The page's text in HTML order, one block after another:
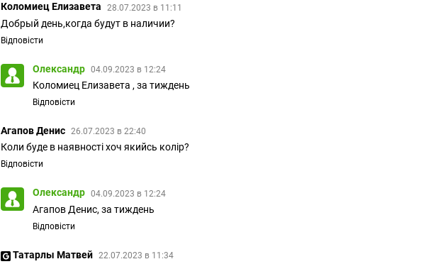
Коломиец Елизавета 28.07.2023 в 11:11
Добрый день,когда будут в наличии?
Відповісти
Олександр 04.09.2023 в 12:24
Коломиец Елизавета , за тиждень
Відповісти
Агапов Денис 26.07.2023 в 22:40
Коли буде в наявностi хоч якийсь колiр?
Відповісти
Олександр 04.09.2023 в 12:24
Агапов Денис, за тиждень
Відповісти
Татарлы Матвей 22.07.2023 в 11:34